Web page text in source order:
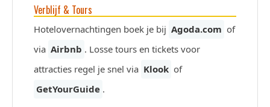
Verblijf & Tours
Hotelovernachtingen boek je bij Agoda.com of
via Airbnb . Losse tours en tickets voor
attracties regel je snel via Klook of
GetYourGuide .